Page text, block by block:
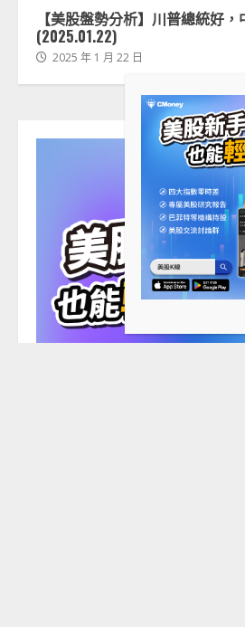
【美股盤勢分析】川普總統好
(2025.01.22)
2025 年 1 月 22 日